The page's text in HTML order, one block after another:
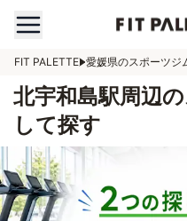
FIT PALETTE 愛媛県のスポーツジ
北宇和島駅周辺
して探す